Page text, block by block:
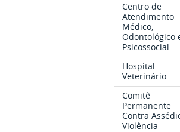
Centro de
Atendimento
Médico,
Odontológico
Psicossocial
Hospital
Veterinário
Comitê
Permanente
Contra
Violência